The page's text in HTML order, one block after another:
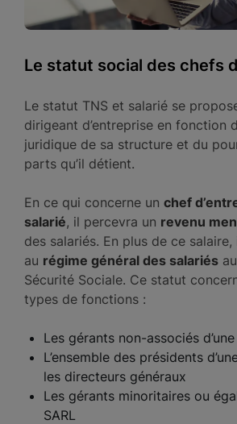
Le statut social des chefs
Le statut TNS et salarié se
dirigeant d’entreprise en fonction
juridique de sa structure et du
parts qu’il détient.
En ce qui concerne un chef
salarié, il percevra un revenu
des salariés. En plus de ce
au régime général des salariés
Sécurité Sociale. Ce statut
types de fonctions :
Les gérants non-associés d’une
L’ensemble des présidents
les directeurs généraux
Les gérants minoritaires ou
SARL